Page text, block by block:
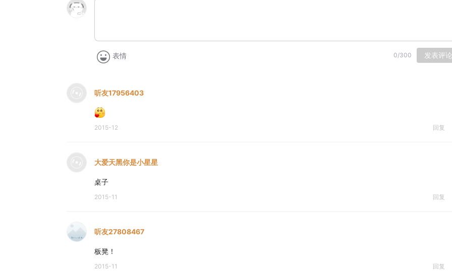
表情 0/300 发表评论
听友17956403
2015-12 回复
大爱天黑你是小星星
桌子
2015-11 回复
听友27808467
板凳！
2015-11 回复